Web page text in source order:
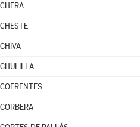
CHERA
CHESTE
CHIVA
CHULILLA
COFRENTES
CORBERA